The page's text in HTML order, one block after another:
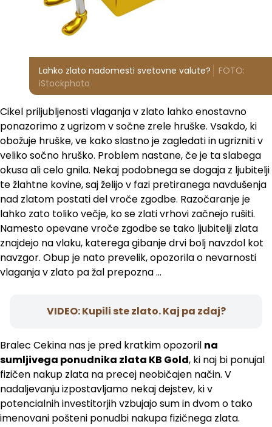
Lahko zlato nadomesti svetovne valute?
FOTO:
iStockphoto
Cikel priljubljenosti vlaganja v zlato lahko enostavno
ponazorimo z ugrizom v sočne zrele hruške. Vsakdo, ki
obožuje hruške, ve kako slastno je zagledati in ugrizniti v
veliko sočno hruško. Problem nastane, če je ta slabega
okusa ali celo gnila. Nekaj podobnega se dogaja z ljubitelji
te žlahtne kovine, saj želijo v fazi pretiranega navdušenja
nad zlatom postati del vroče zgodbe. Razočaranje je
lahko zato toliko večje, ko se zlati vrhovi začnejo rušiti.
Namesto opevane vroče zgodbe se tako ljubitelji zlata
znajdejo na vlaku, katerega gibanje drvi bolj navzdol kot
navzgor. Obup je nato prevelik, opozorila o nevarnosti
vlaganja v zlato pa žal prepozna …
VIDEO: Kupili ste zlato. Kaj pa zdaj?
Bralec Cekina nas je pred kratkim opozoril na
sumljivega ponudnika zlata KB Gold, ki naj bi ponujal
fizičen nakup zlata na precej neobičajen način. V
nadaljevanju izpostavljamo nekaj dejstev, ki v
potencialnih investitorjih vzbujajo sum in dvom o tako
imenovani pošteni ponudbi nakupa fizičnega zlata.